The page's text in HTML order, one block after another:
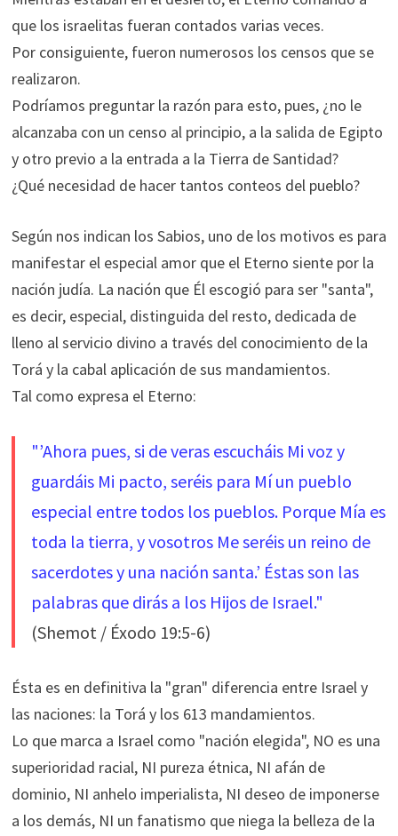
que los israelitas fueran contados varias veces.
Por consiguiente, fueron numerosos los censos que se
realizaron.
Podríamos preguntar la razón para esto, pues, ¿no le
alcanzaba con un censo al principio, a la salida de Egipto
y otro previo a la entrada a la Tierra de Santidad?
¿Qué necesidad de hacer tantos conteos del pueblo?
Según nos indican los Sabios, uno de los motivos es para
manifestar el especial amor que el Eterno siente por la
nación judía. La nación que Él escogió para ser "santa",
es decir, especial, distinguida del resto, dedicada de
lleno al servicio divino a través del conocimiento de la
Torá y la cabal aplicación de sus mandamientos.
Tal como expresa el Eterno:
"’Ahora pues, si de veras escucháis Mi voz y
guardáis Mi pacto, seréis para Mí un pueblo
especial entre todos los pueblos. Porque Mía es
toda la tierra, y vosotros Me seréis un reino de
sacerdotes y una nación santa.’ Éstas son las
palabras que dirás a los Hijos de Israel."
(Shemot / Éxodo 19:5-6)
Ésta es en definitiva la "gran" diferencia entre Israel y
las naciones: la Torá y los 613 mandamientos.
Lo que marca a Israel como "nación elegida", NO es una
superioridad racial, NI pureza étnica, NI afán de
dominio, NI anhelo imperialista, NI deseo de imponerse
a los demás, NI un fanatismo que niega la belleza de la